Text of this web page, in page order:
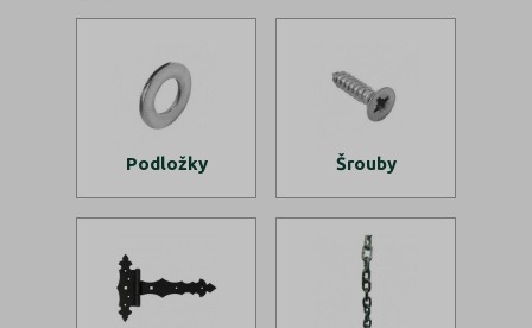
Podložky Šrouby